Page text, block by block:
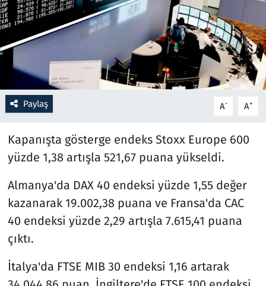
Paylaş A- A+
Kapanışta gösterge endeks Stoxx Europe 600
yüzde 1,38 artışla 521,67 puana yükseldi.
Almanya'da DAX 40 endeksi yüzde 1,55 değer
kazanarak 19.002,38 puana ve Fransa'da CAC
40 endeksi yüzde 2,29 artışla 7.615,41 puana
çıktı.
İtalya'da FTSE MIB 30 endeksi 1,16 artarak
Ramazan
Rüya Tabirleri
Sağlık
Savunma Sanayi
Spor
Televizyon